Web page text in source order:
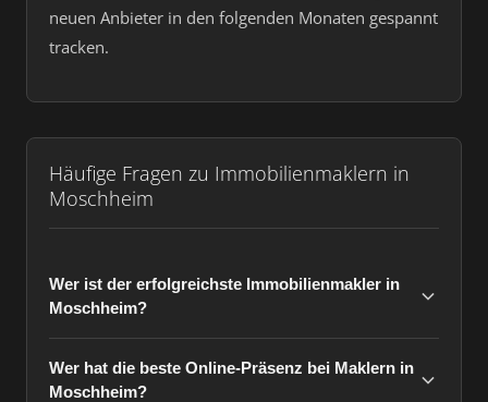
neuen Anbieter in den folgenden Monaten gespannt
tracken.
Häufige Fragen zu Immobilienmaklern in
Moschheim
Wer ist der erfolgreichste Immobilienmakler in
Moschheim?
Wer hat die beste Online-Präsenz bei Maklern in
Moschheim?